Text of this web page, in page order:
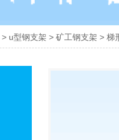
> u型钢支架 > 矿工钢支架 > 梯